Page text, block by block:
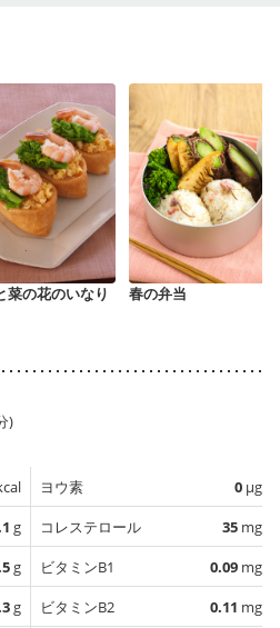
菜の花のいなり
春の弁当
)
g
g
g
ヨウ素 0 µg
コレステロール
35 mg
ビタミンB1
0.09 mg
ビタミンB2
0.11 mg